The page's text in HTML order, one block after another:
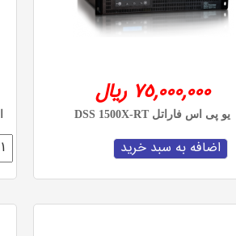
75,000,000 ریال
یو پی اس فاراتل DSS 1500X-RT